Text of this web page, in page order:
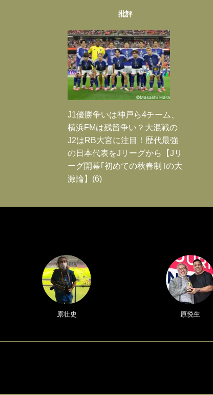
批評
J1優勝争いは神戸ら4チーム、
横浜FMは残留争い？大混戦の
J2はRB大宮に注目！歴代最強
の日本代表をJリーグから【Jリ
ーグ開幕｢初めての秋春制｣の大
激論】(6)
原壮史 原悦生